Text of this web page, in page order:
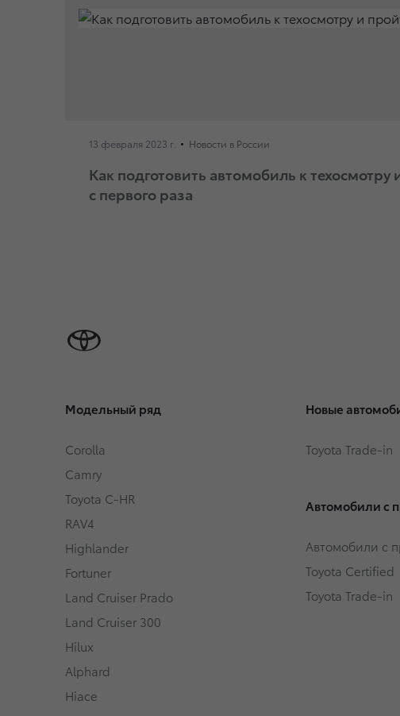
13 февраля 2023 г. Новости в России
Как подготовить автомобиль к техосмотру
с первого раза
Модельный ряд
Corolla
Camry
Toyota C-HR
RAV4
Highlander
Fortuner
Land Cruiser Prado
Land Cruiser 300
Hilux
Alphard
Hiace
Новые
Toyota Trade-in
Автомобили с
Автомобили с
Toyota Certified
Toyota Trade-in